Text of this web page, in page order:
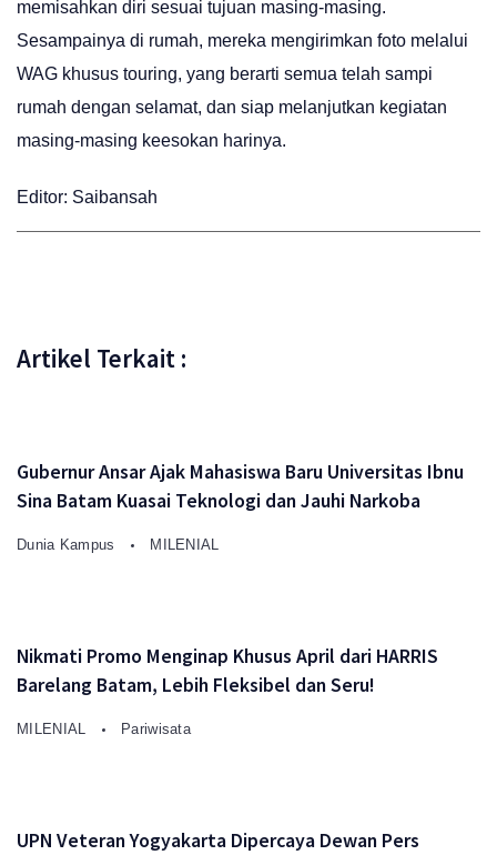
memisahkan diri sesuai tujuan masing-masing.
Sesampainya di rumah, mereka mengirimkan foto melalui
WAG khusus touring, yang berarti semua telah sampi
rumah dengan selamat, dan siap melanjutkan kegiatan
masing-masing keesokan harinya.
Editor: Saibansah
Artikel Terkait :
Gubernur Ansar Ajak Mahasiswa Baru Universitas Ibnu
Sina Batam Kuasai Teknologi dan Jauhi Narkoba
Dunia Kampus MILENIAL
Nikmati Promo Menginap Khusus April dari HARRIS
Barelang Batam, Lebih Fleksibel dan Seru!
MILENIAL Pariwisata
UPN Veteran Yogyakarta Dipercaya Dewan Pers